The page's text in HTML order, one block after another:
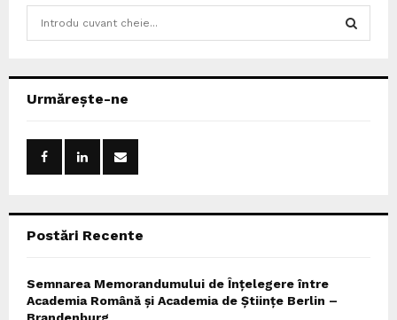
h
Urmărește-ne
Postări Recente
Semnarea Memorandumului de Înțelegere între
Academia Română și Academia de Științe Berlin –